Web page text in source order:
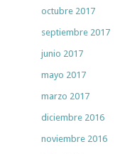
octubre 2017
septiembre 2017
junio 2017
mayo 2017
marzo 2017
diciembre 2016
noviembre 2016